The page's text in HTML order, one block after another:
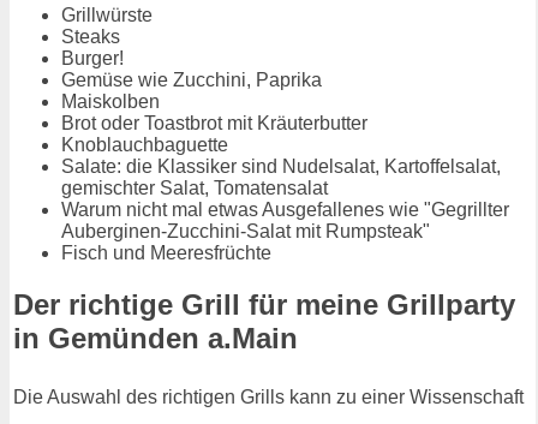
Grillwürste
Steaks
Burger!
Gemüse wie Zucchini, Paprika
Maiskolben
Brot oder Toastbrot mit Kräuterbutter
Knoblauchbaguette
Salate: die Klassiker sind Nudelsalat, Kartoffelsalat,
gemischter Salat, Tomatensalat
Warum nicht mal etwas Ausgefallenes wie "Gegrillter
Auberginen-Zucchini-Salat mit Rumpsteak"
Fisch und Meeresfrüchte
Der richtige Grill für meine Grillparty
in Gemünden a.Main
Die Auswahl des richtigen Grills kann zu einer Wissenschaft